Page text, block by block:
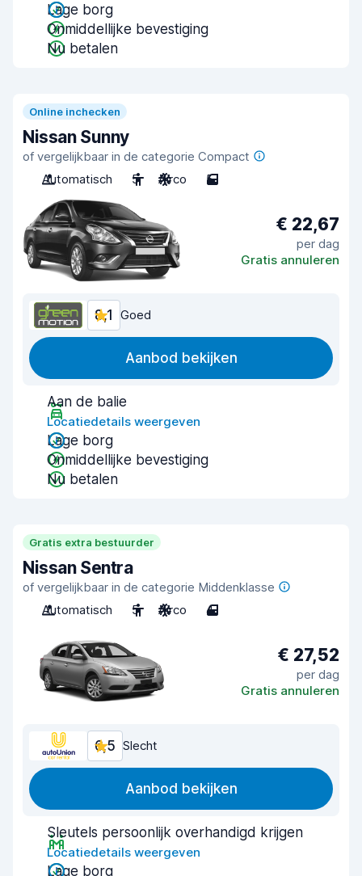
Lage borg
Onmiddellijke bevestiging
Nu betalen
Online inchecken
Nissan Sunny
of vergelijkbaar in de categorie Compact
Automatisch
5 Airco 5
€ 22,67
per dag
Gratis annuleren
8,1 Goed
Aanbod bekijken
Aan de balie
Locatiedetails weergeven
Lage borg
Onmiddellijke bevestiging
Nu betalen
Gratis extra bestuurder
Nissan Sentra
of vergelijkbaar in de categorie Middenklasse
Automatisch
5 Airco 4
€ 27,52
per dag
Gratis annuleren
6,5 Slecht
Aanbod bekijken
Sleutels persoonlijk overhandigd krijgen
Locatiedetails weergeven
Lage borg